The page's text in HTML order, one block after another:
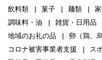
飲料類
菓子 麺類
調味料・油
雑貨・日用品
地域のお礼の品
卵（鶏、
コロナ被害事業者支援
ス